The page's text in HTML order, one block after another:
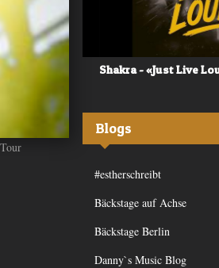
Shakra - «Just Live Loud»
Blogs
#estherschreibt
Bäckstage auf Achse
Bäckstage Berlin
Danny`s Music Blog